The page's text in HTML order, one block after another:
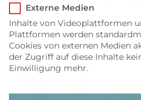
Glasphiolen gekonnt in
Externe Medien
Inhalte von Videoplattformen
Plattformen werden
Cookies von externen Medien
der Zugriff auf diese Inhalte
Einwilligung mehr.